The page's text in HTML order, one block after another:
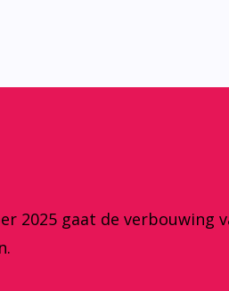
2025 gaat de verbouwing